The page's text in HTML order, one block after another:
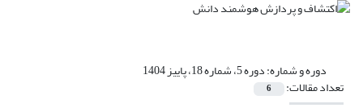
دوره و شماره:دوره 5، شماره 18، پاییز 1404
تعداد مقالات: 6